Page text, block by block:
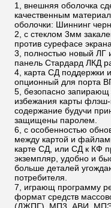
1, внешняя оболочка
качественным
оболочки: Шиннинг
2, с стеклом 3мм
против сурефасе
3, полностью новый ЛГ
панель Стардард ЛКД
4, карта СД поддержки
опционный для порта
5, безопасно
избежания карты
содержание будучи
защищены паролем.
6, с особенностью
между картой и
карте СД, или СД к КФ
экземпляр, удобно и
больше деталей
потребителя.
7, играющ программу
формат средств